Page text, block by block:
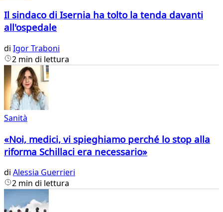
Il sindaco di Isernia ha tolto la tenda davanti
all'ospedale
di Igor Traboni
2 min di lettura
Sanità
«Noi, medici, vi spieghiamo perché lo stop alla
riforma Schillaci era necessario»
di Alessia Guerrieri
2 min di lettura